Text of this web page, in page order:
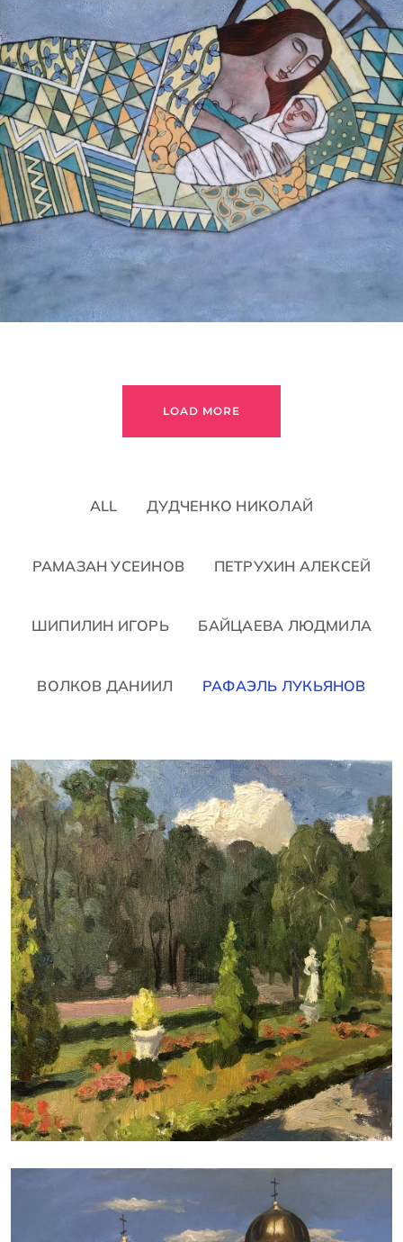
БАЙЦАЕВА ЛЮДМИЛА
LOAD MORE
ALL ДУДЧЕНКО НИКОЛАЙ
РАМАЗАН УСЕИНОВ ПЕТРУХИН АЛЕКСЕЙ
ШИПИЛИН ИГОРЬ БАЙЦАЕВА ЛЮДМИЛА
ВОЛКОВ ДАНИИЛ РАФАЭЛЬ ЛУКЬЯНОВ
РАФАЭЛЬ ЛУКЬЯНОВ